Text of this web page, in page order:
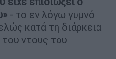
- το εν λόγω γυμνό
κατά τη διάρκεια
ντους του